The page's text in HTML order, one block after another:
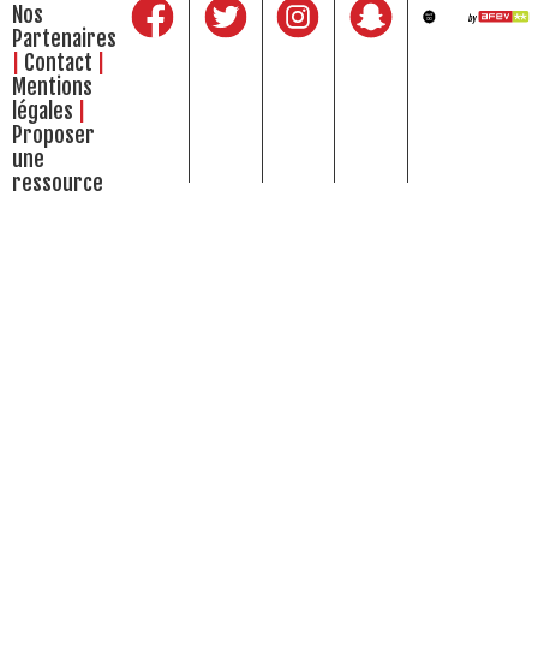
Nos
Partenaires
Contact
Mentions
légales
Proposer
une
ressource